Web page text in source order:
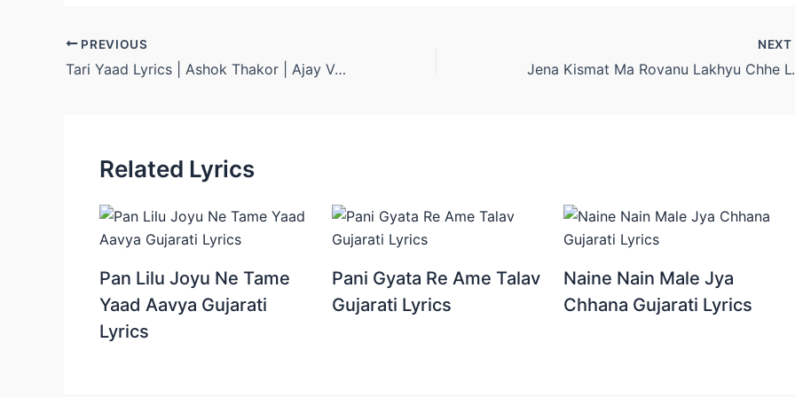
Post
navigation
PREVIOUS
Tari Yaad Lyrics | Ashok Thakor | Ajay Vagheshwari Official
NEXT
Jena Kismat Ma
Related Lyrics
Pan Lilu Joyu Ne Tame
Yaad Aavya Gujarati
Lyrics
Pani Gyata Re Ame Talav
Gujarati Lyrics
Naine Nain Male Jya
Chhana Gujarati Lyrics